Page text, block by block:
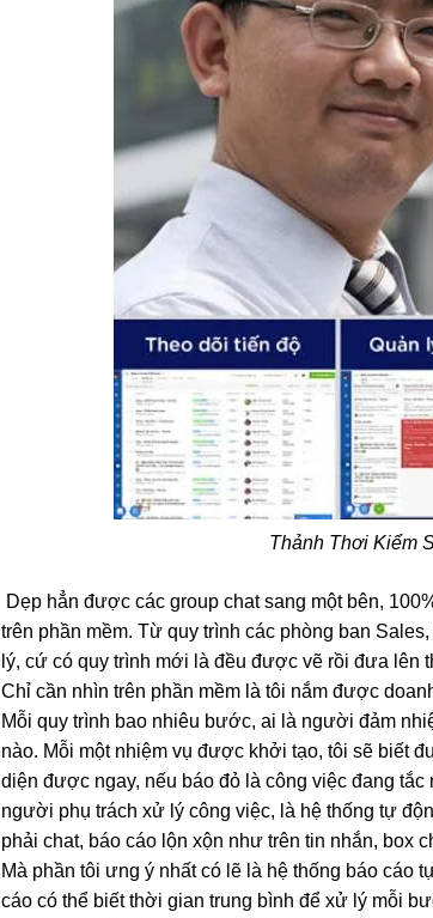
Thảnh Thơi Kiểm
Dẹp hẳn được các group chat sang một bên,
trên phần mềm. Từ quy trình các phòng ban
lý, cứ có quy trình mới là đều được vẽ rồi đưa lên
Chỉ cần nhìn trên phần mềm là tôi nắm được
Mỗi quy trình bao nhiêu bước, ai là người đảm
nào. Mỗi một nhiệm vụ được khởi tạo, tôi sẽ biết
diện được ngay, nếu báo đỏ là công việc đang
người phụ trách xử lý công việc, là hệ thống tự
phải chat, báo cáo lộn xộn như trên tin nhắn, box
Mà phần tôi ưng ý nhất có lẽ là hệ thống báo
cáo có thể biết thời gian trung bình để xử lý mỗi